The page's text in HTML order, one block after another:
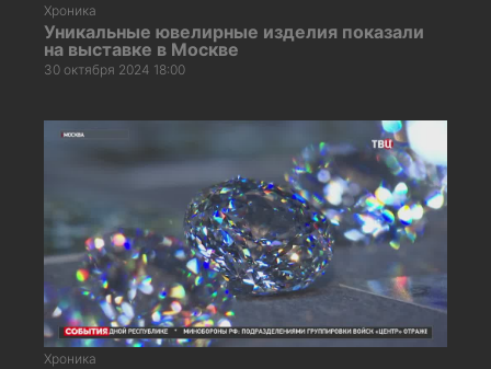
Хроника
Уникальные ювелирные изделия показали
на выставке в Москве
30 октября 2024 18:00
Хроника